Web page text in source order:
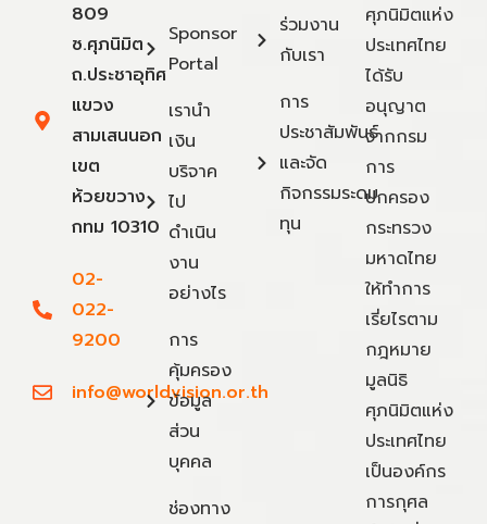
809
ซ.ศุภนิมิต
ถ.ประชาอุทิศ
แขวง
สามเสนนอก
เขต
ห้วยขวาง
กทม 10310
02-
022-
9200
info@worldvision.or.th
Sponsor
Portal
เรานำ
เงิน
บริจาค
ไป
ดำเนิน
งาน
อย่างไร
การ
คุ้มครอง
ข้อมูล
ส่วน
บุคคล
ช่องทาง
ร่วมงาน
กับเรา
การ
ประชาสัมพันธ์
และจัด
กิจกรรมระดม
ทุน
ศุภนิมิตแห่ง
ประเทศไทย
ได้รับ
อนุญาต
จากกรม
การ
ปกครอง
กระทรวง
มหาดไทย
ให้ทำการ
เรี่ยไรตาม
กฎหมาย
มูลนิธิ
ศุภนิมิตแห่ง
ประเทศไทย
เป็นองค์กร
การกุศล